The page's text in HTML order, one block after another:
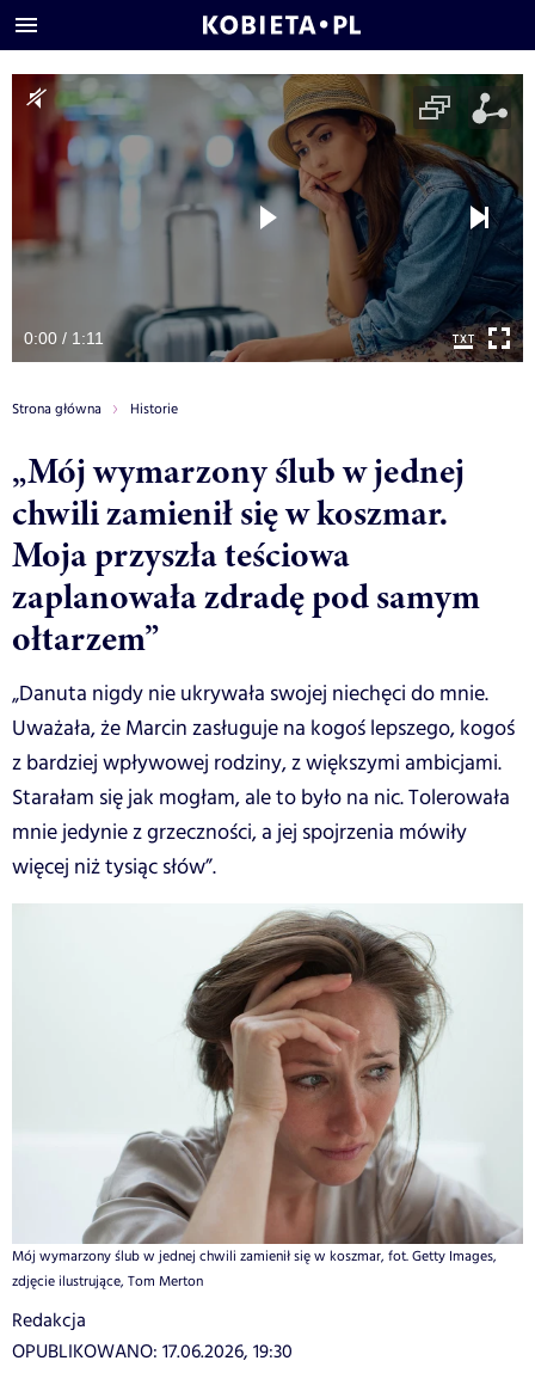
0:00 / 1:11
Strona główna Historie
„Mój wymarzony ślub w jednej
chwili zamienił się w koszmar.
Moja przyszła teściowa
zaplanowała zdradę pod samym
ołtarzem”
„Danuta nigdy nie ukrywała swojej niechęci do mnie.
Uważała, że Marcin zasługuje na kogoś lepszego, kogoś
z bardziej wpływowej rodziny, z większymi ambicjami.
Starałam się jak mogłam, ale to było na nic. Tolerowała
mnie jedynie z grzeczności, a jej spojrzenia mówiły
więcej niż tysiąc słów”.
Mój wymarzony ślub w jednej chwili zamienił się w koszmar, fot. Getty Images,
zdjęcie ilustrujące, Tom Merton
Redakcja
OPUBLIKOWANO: 17.06.2026, 19:30